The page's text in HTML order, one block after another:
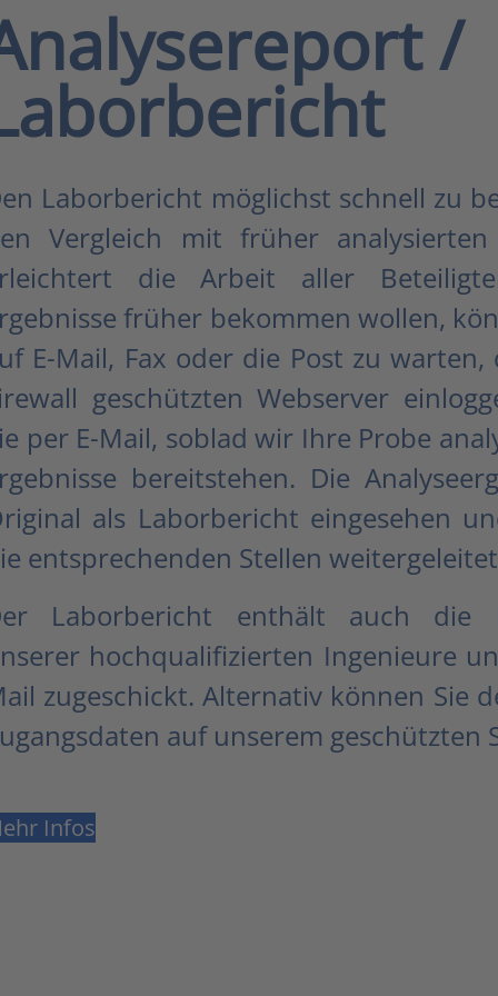
/
Laborbericht möglichst schnell zu
Vergleich mit früher
die Arbeit aller
früher bekommen wollen,
E-Mail, Fax oder die Post zu
geschützten Webserver
per E-Mail, soblad wir Ihre Probe
bereitstehen. Die
als Laborbericht eingesehen
entsprechenden Stellen
Laborbericht enthält auch die
hochqualifizierten Ingenieure
zugeschickt. Alternativ können Sie
auf unserem geschützten
Infos